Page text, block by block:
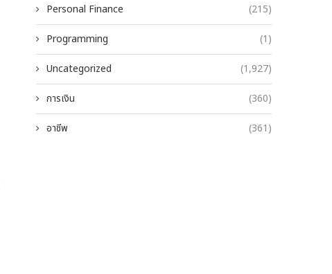
Personal Finance (215)
Programming (1)
Uncategorized (1,927)
การเงิน (360)
อาชีพ (361)